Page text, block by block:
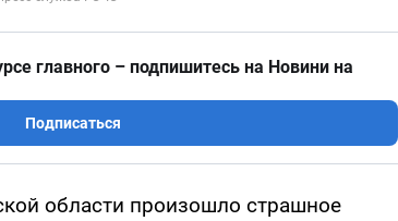
главного – подпишитесь на Новини на
Подписаться
области произошло страшное